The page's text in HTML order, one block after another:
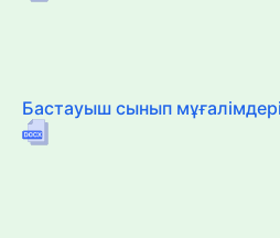
Бастауыш сынып